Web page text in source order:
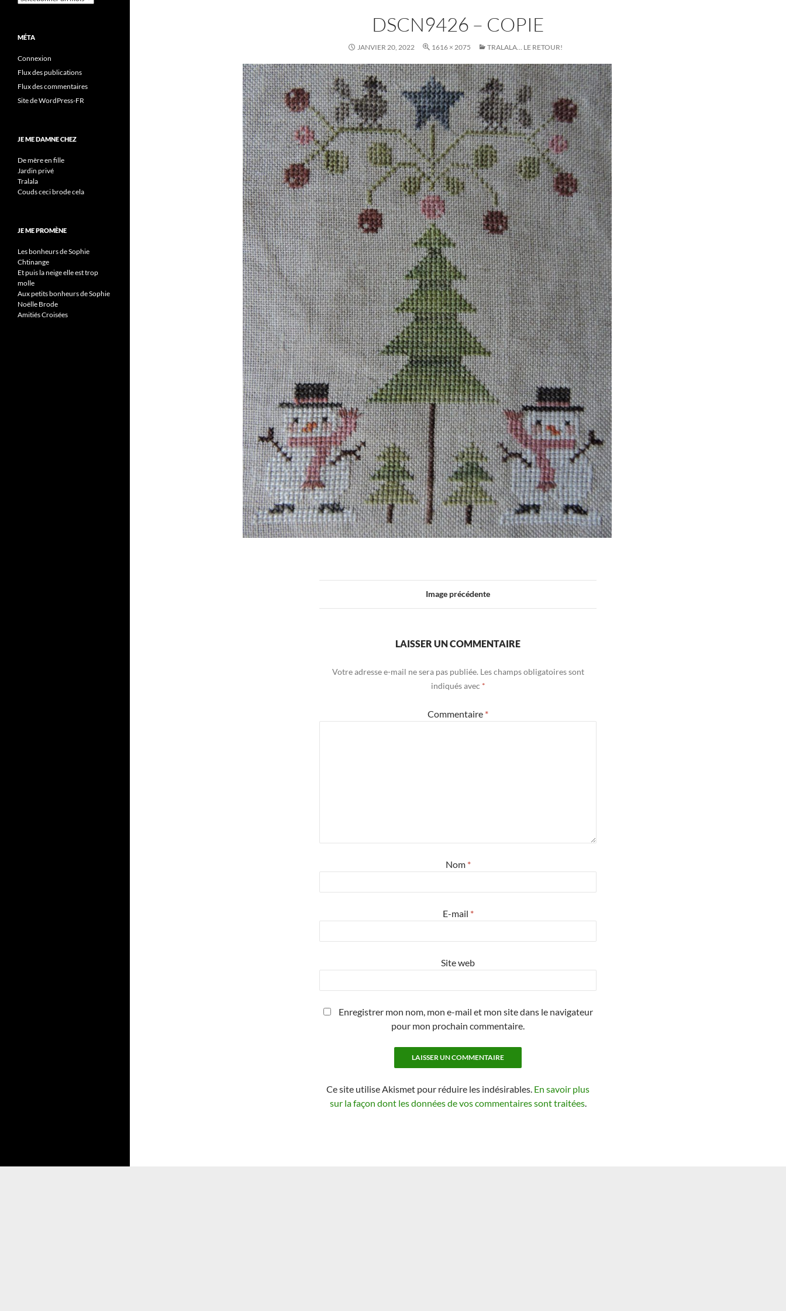
DSCN9426 – COPIE
JANVIER 20, 2022 1616 × 2075 TRALALA… LE RETOUR!
Image précédente
LAISSER UN COMMENTAIRE
Votre adresse e-mail ne sera pas publiée. Les champs obligatoires sont
indiqués avec *
Commentaire *
Nom *
E-mail *
Site web
Enregistrer mon nom, mon e-mail et mon site dans le navigateur
pour mon prochain commentaire.
Ce site utilise Akismet pour réduire les indésirables. En savoir plus
sur la façon dont les données de vos commentaires sont traitées.
MÉTA
Connexion
Flux des publications
Flux des commentaires
Site de WordPress-FR
JE ME DAMNE CHEZ
De mère en fille
Jardin privé
Tralala
Couds ceci brode cela
JE ME PROMÈNE
Les bonheurs de Sophie
Chtinange
Et puis la neige elle est trop
molle
Aux petits bonheurs de Sophie
Noëlle Brode
Amitiés Croisées